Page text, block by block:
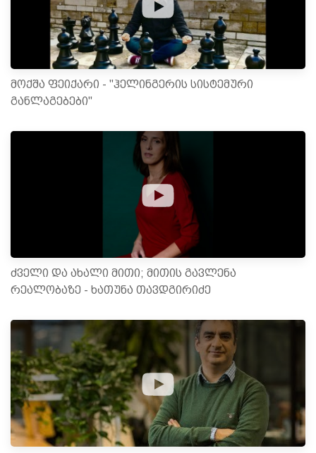
მოქშა ფეიქარი - "ჰელინგერის სისტემური
განლაგებები"
ძველი და ახალი მითი; მითის გავლენა
რეალობაზე - ხათუნა თავდგირიძე